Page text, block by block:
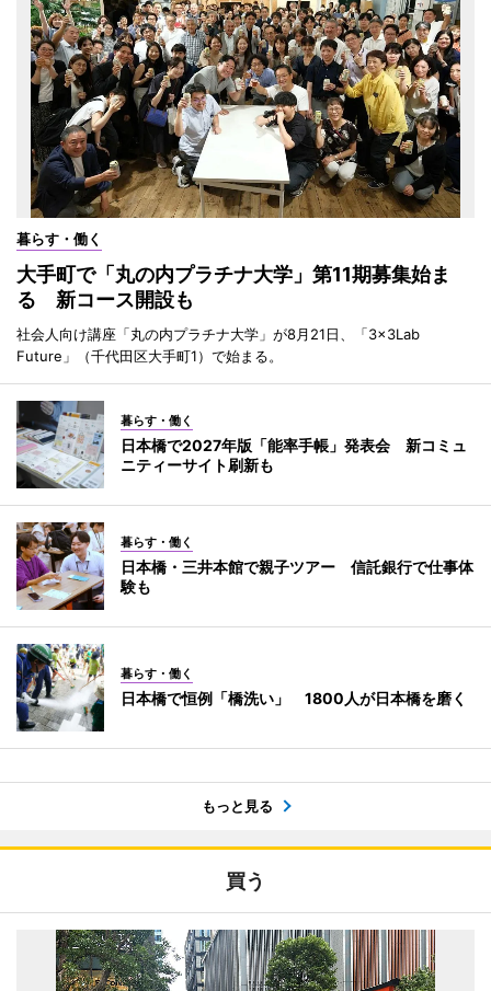
暮らす・働く
大手町で「丸の内プラチナ大学」第11期募集始ま
る 新コース開設も
社会人向け講座「丸の内プラチナ大学」が8月21日、「3×3Lab
Future」（千代田区大手町1）で始まる。
暮らす・働く
日本橋で2027年版「能率手帳」発表会 新コミュ
ニティーサイト刷新も
暮らす・働く
日本橋・三井本館で親子ツアー 信託銀行で仕事体
験も
暮らす・働く
日本橋で恒例「橋洗い」 1800人が日本橋を磨く
もっと見る
買う